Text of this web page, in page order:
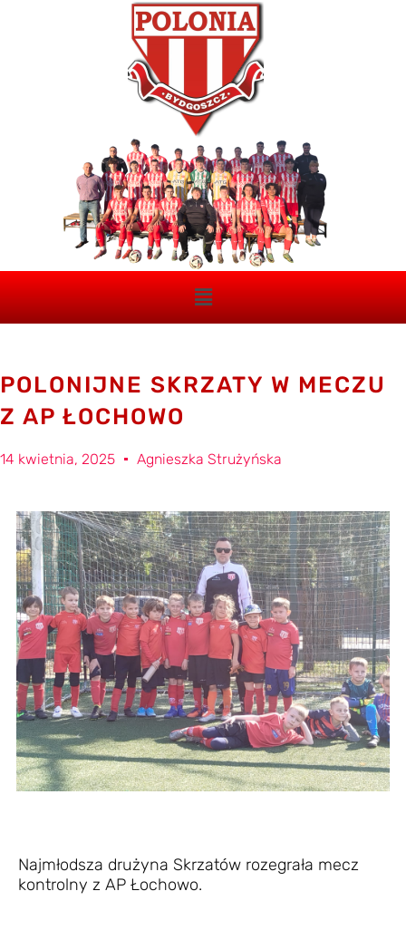
POLONIJNE SKRZATY W MECZU
Z AP ŁOCHOWO
14 kwietnia, 2025 Agnieszka Strużyńska
Najmłodsza drużyna Skrzatów rozegrała mecz
kontrolny z AP Łochowo.